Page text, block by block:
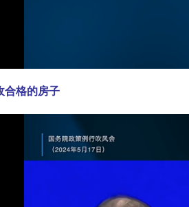
合格的房子